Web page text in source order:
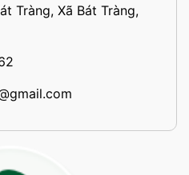
Tràng, Xã Bát Tràng,